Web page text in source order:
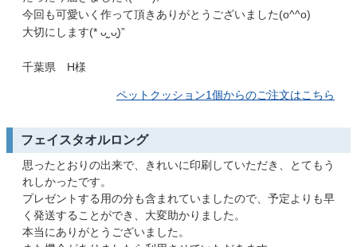
今回も可愛いく作って頂きありがとうございました(o^^o)
大切にします(* ᴗ͈ˬᴗ͈)”
千葉県 H様
ペットクッション1個からのご注文はこちら
フェイスタオルロング
思ったとおりの出来で、きれいに印刷していただき、とてもう
れしかったです。
プレゼントする用の分も含まれていましたので、予定よりも早
く発送することができ、大変助かりました。
本当にありがとうございました。